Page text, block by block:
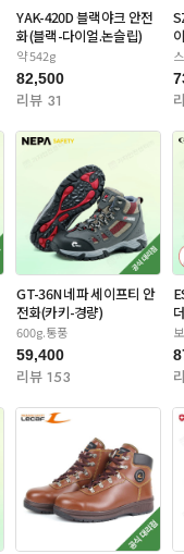
YAK-420D 블랙야크 안전
화(블랙-다이얼.논슬립)
약 542g
82,500
리뷰 31
GT-36N 네파 세이프티 안
전화(카키-경량)
600g.통풍
59,400
리뷰 153